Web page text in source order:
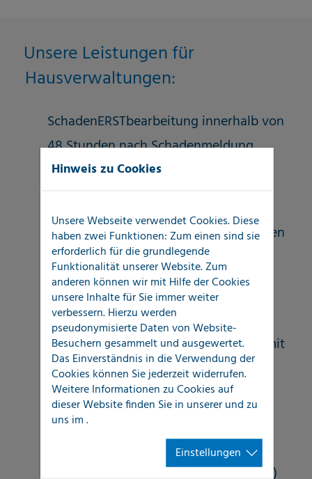
Unsere Leistungen für
Hausverwaltungen:
SchadenERSTbearbeitung innerhalb von
48 Stunden nach Schadenmeldung
100-prozentige Unabhängigkeit von
punktgenaue Ortung von unentdeckten
Leckagen und Rohrbrüchen
Detaillierte Dokumentation zum
Schadenumfang
Korrespondenz und Kommunikation mit
dem Eigentümer / Mieter
Laufende Qualitätssicherung durch
interne Fort- und Weiterbildung,
Zertifizierung und eigenes
Schulungszentrum (LOCATEC Academy)
Hinweis zu Cookies
Unsere Webseite verwendet Cookies. Diese
haben zwei Funktionen: Zum einen sind sie
erforderlich für die grundlegende
Funktionalität unserer Website. Zum
anderen können wir mit Hilfe der Cookies
unsere Inhalte für Sie immer weiter
verbessern. Hierzu werden
pseudonymisierte Daten von Website-
Besuchern gesammelt und ausgewertet.
Das Einverständnis in die Verwendung der
Cookies können Sie jederzeit widerrufen.
Weitere Informationen zu Cookies auf
dieser Website finden Sie in unsererund zu
uns im.
Einstellungen